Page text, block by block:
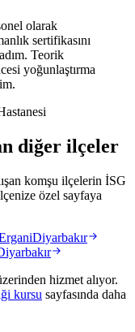
olarak
sertifikasını
Teorik
yoğunlaştırma
diğer ilçeler
komşu ilçelerin İSG
özel sayfaya
Diyarbakır
hizmet alıyor.
kursu sayfasında daha